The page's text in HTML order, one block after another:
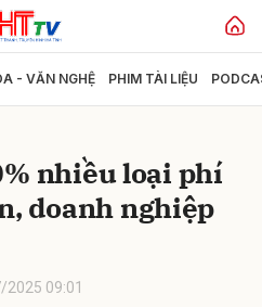
- VĂN NGHỆ PHIM TÀI LIỆU
nhiều loại phí
doanh nghiệp
09:01